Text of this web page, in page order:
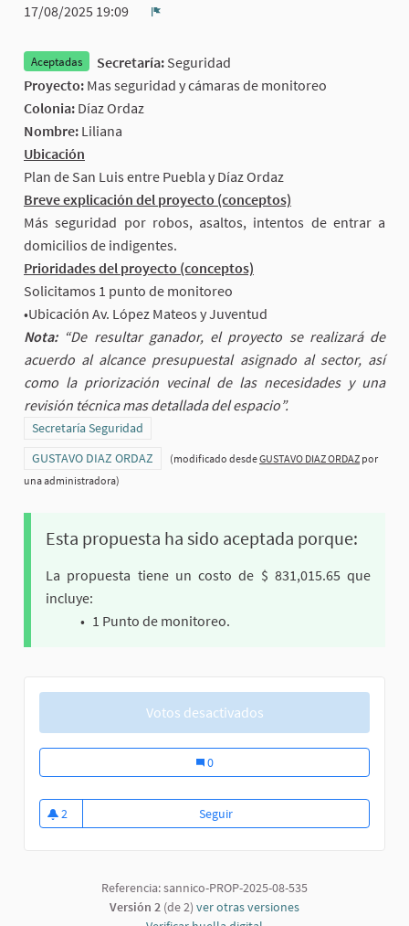
17/08/2025 19:09
Aceptadas Secretaría: Seguridad
Proyecto: Mas seguridad y cámaras de monitoreo
Colonia: Díaz Ordaz
Nombre: Liliana
Ubicación
Plan de San Luis entre Puebla y Díaz Ordaz
Breve explicación del proyecto (conceptos)
Más seguridad por robos, asaltos, intentos de entrar a
domicilios de indigentes.
Prioridades del proyecto (conceptos)
Solicitamos 1 punto de monitoreo
•Ubicación Av. López Mateos y Juventud
Nota: “De resultar ganador, el proyecto se realizará de
acuerdo al alcance presupuestal asignado al sector, así
como la priorización vecinal de las necesidades y una
revisión técnica mas detallada del espacio”.
Resultados al filtrar por la categoría: Secretaría Seguridad
Secretaría Seguridad
Resultados al filtrar por el ámbito: GUSTAVO DIAZ ORDAZ
GUSTAVO DIAZ ORDAZ (modificado desdeGUSTAVO DIAZ ORDAZ por
una administradora)
Esta propuesta ha sido aceptada porque:
La propuesta tiene un costo de $ 831,015.65 que
incluye:
1 Punto de monitoreo.
Votos desactivados
Folio 62. Mas seguridad y cámaras de
0
2
2 seguidoras
SeguirFolio 62. Mas seguridad y
Referencia: sannico-PROP-2025-08-535
Versión 2 (de 2) ver otras versiones